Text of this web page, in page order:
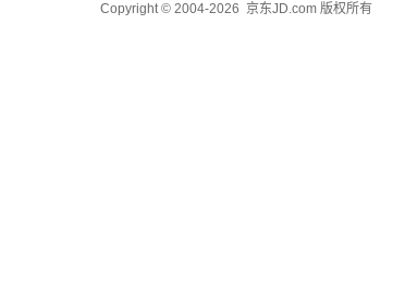
Copyright © 2004-2026 京东JD.com 版权所有